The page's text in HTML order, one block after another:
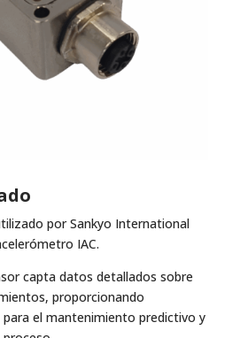
por Sankyo International
IAC.
capta datos detallados sobre
proporcionando
el mantenimiento predictivo y